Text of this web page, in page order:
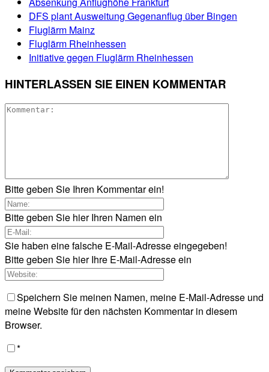
DFS plant Ausweitung Gegenanflug über Bingen
Fluglärm Mainz
Fluglärm Rheinhessen
Initiative gegen Fluglärm Rheinhessen
HINTERLASSEN SIE EINEN KOMMENTAR
Bitte geben Sie Ihren Kommentar ein!
Bitte geben Sie hier Ihren Namen ein
Sie haben eine falsche E-Mail-Adresse eingegeben!
Bitte geben Sie hier Ihre E-Mail-Adresse ein
Speichern Sie meinen Namen, meine E-Mail-Adresse und
meine Website für den nächsten Kommentar in diesem
Browser.
*